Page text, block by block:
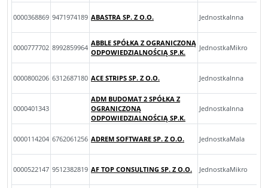
0000368869 9471974189 ABASTRA SP. Z O.O. JednostkaInna
0000777702 8992859964
ABBLE SPÓŁKA Z OGRANICZONĄ
ODPOWIEDZIALNOŚCIĄ SP.K.
JednostkaMikro
0000800206 6312687180 ACE STRIPS SP. Z O.O. JednostkaInna
0000401343
ADM BUDOMAT 2 SPÓŁKA Z
OGRANICZONĄ
ODPOWIEDZIALNOŚCIĄ SP.K.
JednostkaInna
0000114204 6762061256 ADREM SOFTWARE SP. Z O.O. JednostkaMala
0000522147 9512382819 AF TOP CONSULTING SP. Z O.O. JednostkaMikro